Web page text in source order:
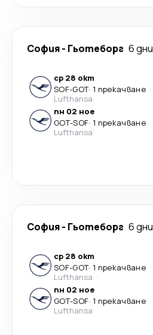
София- Гьотеборг 6 дни
ср 28 окт
SOF-GOT· 1 прекачване
Lufthansa
пн 02 ное
GOT-SOF· 1 прекачване
Lufthansa
София- Гьотеборг 6 дни
ср 28 окт
SOF-GOT· 1 прекачване
Lufthansa
пн 02 ное
GOT-SOF· 1 прекачване
Lufthansa